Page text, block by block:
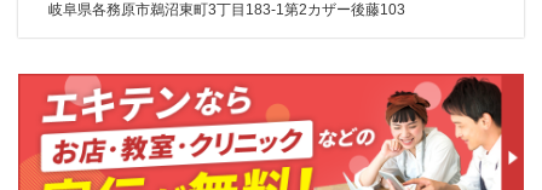
岐阜県各務原市鵜沼東町3丁目183-1第2カザー後藤103